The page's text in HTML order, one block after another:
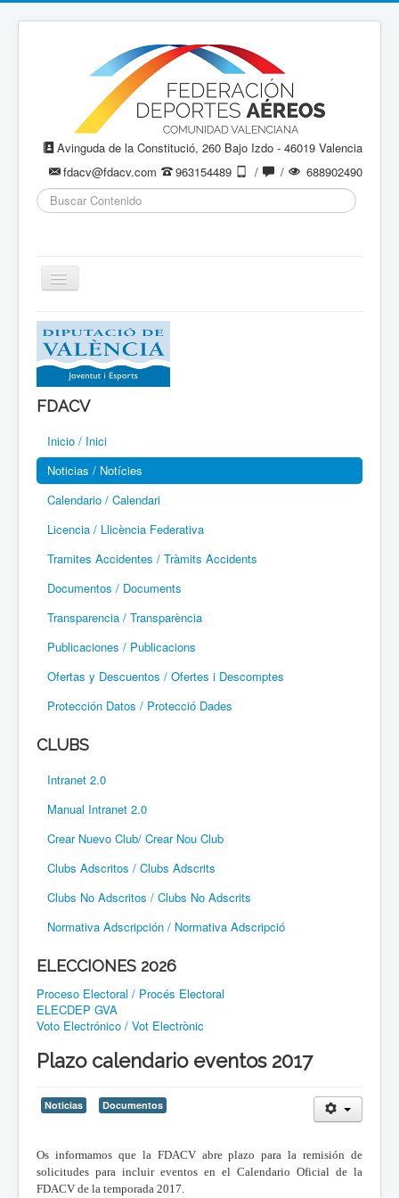
Avinguda de la Constitució, 260 Bajo Izdo - 46019 Valencia
fdacv@fdacv.com
963154489 / /
688902490
Buscar...
Cambiar
navegación
Aeromodelismo / Aeromodelisme
Ala Delta
Paracaidismo / Paracaigudisme
Parapente / Parapent
Ultraligeros / Ultralleugers
Vuelo Con Motor / Vol Amb Motor
FDACV
Inicio / Inici
Noticias / Notícies
Calendario / Calendari
Licencia / Llicència Federativa
Tramites Accidentes / Tràmits Accidents
Documentos / Documents
Transparencia / Transparència
Publicaciones / Publicacions
Ofertas y Descuentos / Ofertes i Descomptes
Protección Datos / Protecció Dades
CLUBS
Intranet 2.0
Manual Intranet 2.0
Crear Nuevo Club/ Crear Nou Club
Clubs Adscritos / Clubs Adscrits
Clubs No Adscritos / Clubs No Adscrits
Normativa Adscripción / Normativa Adscripció
ELECCIONES 2026
Proceso Electoral / Procés Electoral
ELECDEP GVA
Voto Electrónico / Vot Electrònic
Plazo calendario eventos 2017
Noticias Documentos
Os informamos que la FDACV abre plazo para la remisión de
solicitudes para incluir eventos en el Calendario Oficial de la
FDACV de la temporada 2017.